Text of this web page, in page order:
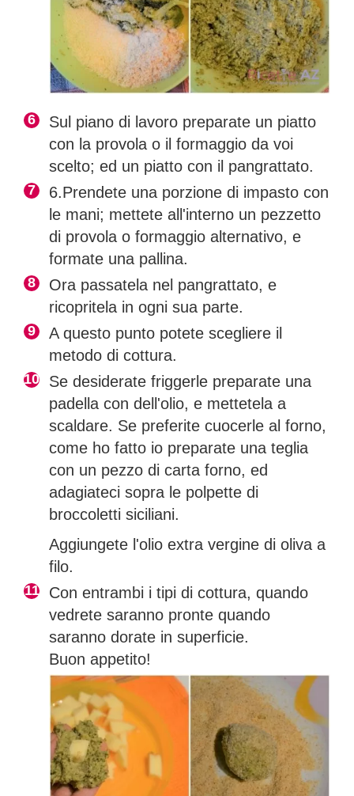
Sul piano di lavoro preparate un piatto
con la provola o il formaggio da voi
scelto; ed un piatto con il pangrattato.
6.Prendete una porzione di impasto con
le mani; mettete all'interno un pezzetto
di provola o formaggio alternativo, e
formate una pallina.
Ora passatela nel pangrattato, e
ricopritela in ogni sua parte.
A questo punto potete scegliere il
metodo di cottura.
Se desiderate friggerle preparate una
padella con dell'olio, e mettetela a
scaldare. Se preferite cuocerle al forno,
come ho fatto io preparate una teglia
con un pezzo di carta forno, ed
adagiateci sopra le polpette di
broccoletti siciliani.
Aggiungete l'olio extra vergine di oliva a
filo.
Con entrambi i tipi di cottura, quando
vedrete saranno pronte quando
saranno dorate in superficie.
Buon appetito!